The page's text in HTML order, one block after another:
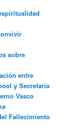
sobre
entre
y Secretaría
Vasco
Fallecimiento